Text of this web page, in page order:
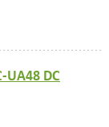
DC